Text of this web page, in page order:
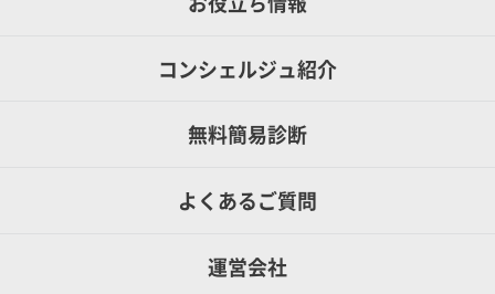
コンシェルジュ紹介
無料簡易診断
よくあるご質問
運営会社